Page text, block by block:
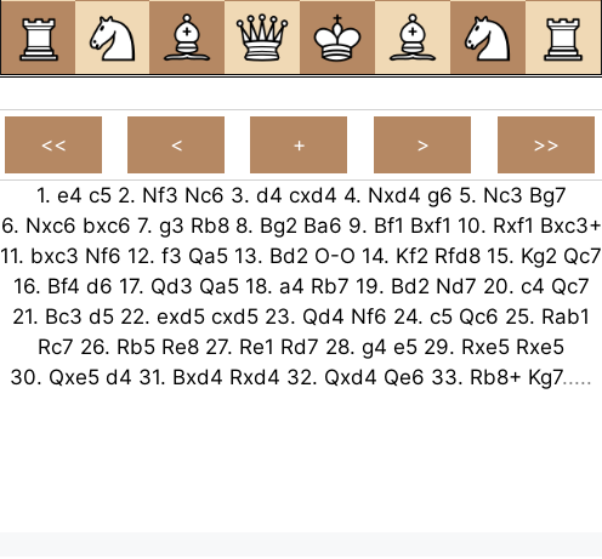
1. e4 c5 2. Nf3 Nc6 3. d4 cxd4 4. Nxd4 g6 5. Nc3 Bg7
6. Nxc6 bxc6 7. g3 Rb8 8. Bg2 Ba6 9. Bf1 Bxf1 10. Rxf1 Bxc3+
11. bxc3 Nf6 12. f3 Qa5 13. Bd2 O-O 14. Kf2 Rfd8 15. Kg2 Qc7
16. Bf4 d6 17. Qd3 Qa5 18. a4 Rb7 19. Bd2 Nd7 20. c4 Qc7
21. Bc3 d5 22. exd5 cxd5 23. Qd4 Nf6 24. c5 Qc6 25. Rab1
Rc7 26. Rb5 Re8 27. Re1 Rd7 28. g4 e5 29. Rxe5 Rxe5
30. Qxe5 d4 31. Bxd4 Rxd4 32. Qxd4 Qe6 33. Rb8+ Kg7.....